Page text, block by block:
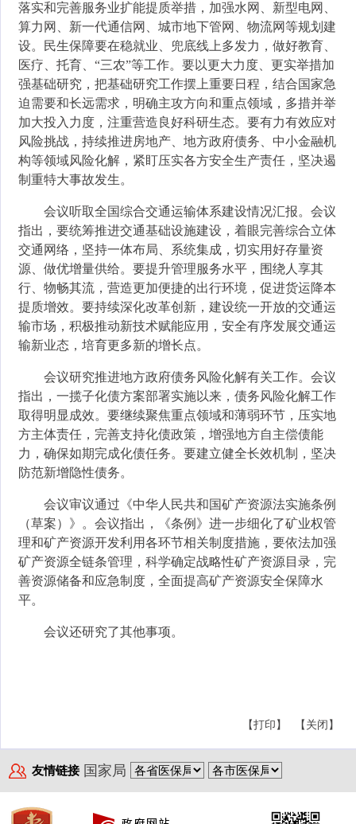
落实和完善服务业扩能提质举措，加强水网、新型电网、
算力网、新一代通信网、城市地下管网、物流网等规划建
设。民生保障要在稳就业、兜底线上多发力，做好教育、
医疗、托育、“三农”等工作。要以更大力度、更实举措加
强基础研究，把基础研究工作摆上重要日程，结合国家急
迫需要和长远需求，明确主攻方向和重点领域，多措并举
加大投入力度，注重营造良好科研生态。要有力有效应对
风险挑战，持续推进房地产、地方政府债务、中小金融机
构等领域风险化解，紧盯压实各方安全生产责任，坚决遏
制重特大事故发生。
会议听取全国综合交通运输体系建设情况汇报。会议
指出，要统筹推进交通基础设施建设，着眼完善综合立体
交通网络，坚持一体布局、系统集成，切实用好存量资
源、做优增量供给。要提升管理服务水平，围绕人享其
行、物畅其流，营造更加便捷的出行环境，促进货运降本
提质增效。要持续深化改革创新，建设统一开放的交通运
输市场，积极推动新技术赋能应用，安全有序发展交通运
输新业态，培育更多新的增长点。
会议研究推进地方政府债务风险化解有关工作。会议
指出，一揽子化债方案部署实施以来，债务风险化解工作
取得明显成效。要继续聚焦重点领域和薄弱环节，压实地
方主体责任，完善支持化债政策，增强地方自主偿债能
力，确保如期完成化债任务。要建立健全长效机制，坚决
防范新增隐性债务。
会议审议通过《中华人民共和国矿产资源法实施条例
（草案）》。会议指出，《条例》进一步细化了矿业权管
理和矿产资源开发利用各环节相关制度措施，要依法加强
矿产资源全链条管理，科学确定战略性矿产资源目录，完
善资源储备和应急制度，全面提高矿产资源安全保障水
平。
会议还研究了其他事项。
【关闭】
【打印】
友情链接 国家局